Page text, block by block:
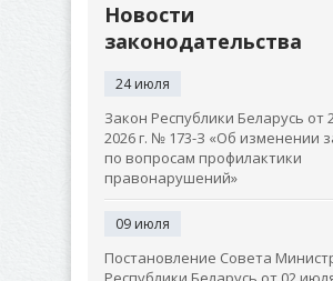
Новости
законодательства
24 июля
Закон Республики Беларусь от
2026 г. № 173-З «Об изменении
по вопросам профилактики
правонарушений»
09 июля
Постановление Совета